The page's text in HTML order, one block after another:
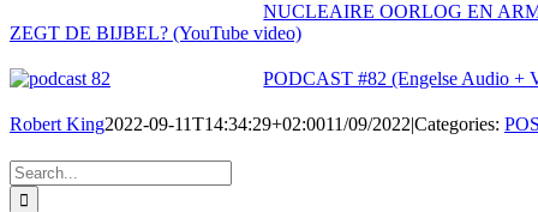
NUCLEAIRE OORLOG EN
ZEGT DE BIJBEL? (YouTube video)
PODCAST #82 (Engelse Audio +
Robert King2022-09-11T14:34:29+02:0011/09/2022|Categories:
Search
for: